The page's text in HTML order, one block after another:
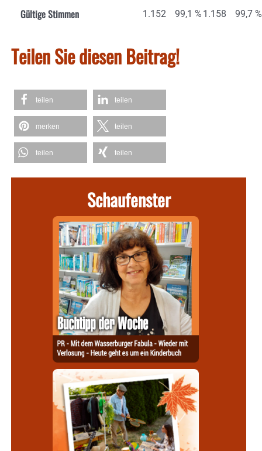
Gültige Stimmen 1.152 99,1 % 1.158 99,7 %
Teilen Sie diesen Beitrag!
teilen teilen
merken teilen
teilen teilen
Schaufenster